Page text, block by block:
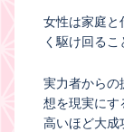
女性は家庭と
く駆け回るこ
実力者からの
想を現実にす
高いほど大成